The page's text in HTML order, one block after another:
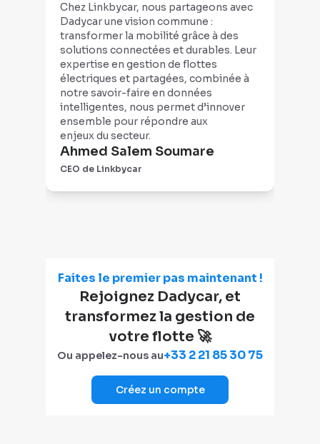
Chez Linkbycar, nous partageons avec
Dadycar une vision commune :
transformer la mobilité grâce à des
solutions connectées et durables. Leur
expertise en gestion de flottes
électriques et partagées, combinée à
notre savoir-faire en données
intelligentes, nous permet d’innover
ensemble pour répondre aux
enjeux du secteur.
Ahmed Salem Soumare
CEO de Linkbycar
Faites le premier pas maintenant !
Rejoignez Dadycar, et
transformez la gestion de
votre flotte 🚀
Ou appelez-nous au+33 2 21 85 30 75
Créez un compte